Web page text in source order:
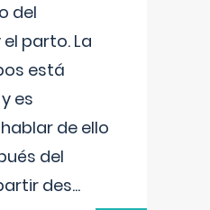
del
parto. La
está
es
de ello
del
des...